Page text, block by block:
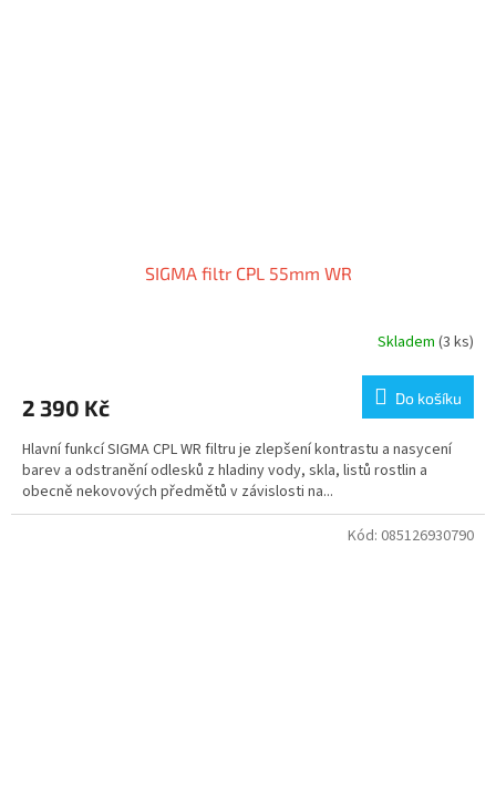
SIGMA filtr CPL 55mm WR
Skladem (3 ks)
2 390 Kč Do košíku
Hlavní funkcí SIGMA CPL WR filtru je zlepšení kontrastu a nasycení
barev a odstranění odlesků z hladiny vody, skla, listů rostlin a
obecně nekovových předmětů v závislosti na...
Kód: 085126930790